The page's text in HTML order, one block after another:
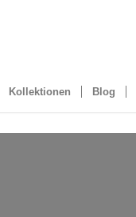
Kollektionen Blog